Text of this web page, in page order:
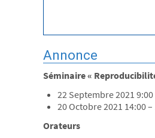
Annonce
Séminaire«
22 Septembre 2021
20 Octobre 2021 14:00
Orateurs